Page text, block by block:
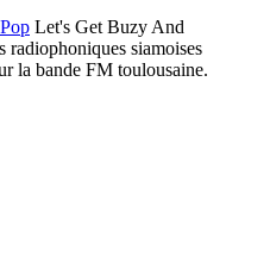
Let's Get Buzy And
radiophoniques siamoises
la bande FM toulousaine.